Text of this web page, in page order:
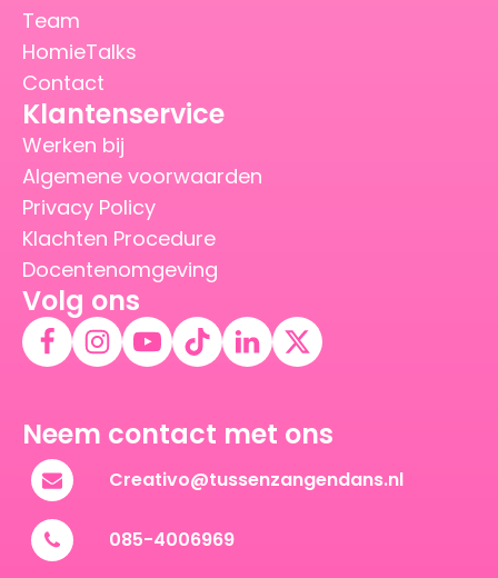
Team
HomieTalks
Contact
Klantenservice
Werken bij
Algemene voorwaarden
Privacy Policy
Klachten Procedure
Docentenomgeving
Volg ons
Neem contact met ons
Creativo@tussenzangendans.nl
085-4006969